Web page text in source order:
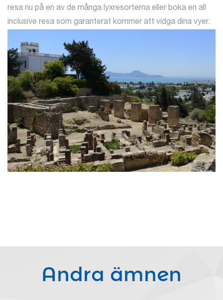
resa nu på en av de många lyxresorterna eller boka en all
inclusive resa som garanterat kommer att vidga dina vyer.
Andra ämnen